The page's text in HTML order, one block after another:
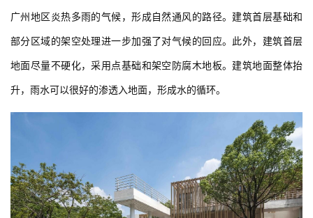
计
内
设
城
市
广州地区炎热多雨的气候，形成自然通风的路径。建筑首层基础和
部分区域的架空处理进一步加强了对气候的回应。此外，建筑首层
地面尽量不硬化，采用点基础和架空防腐木地板。建筑地面整体抬
升，雨水可以很好的渗透入地面，形成水的循环。